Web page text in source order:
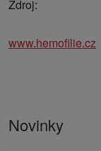
Zdroj:
www.hemofilie.cz
Novinky